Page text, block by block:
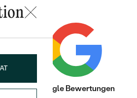
1.1 mm (0.006 ct)
Rund
Im Labor hergestellt
Google Bewertungen